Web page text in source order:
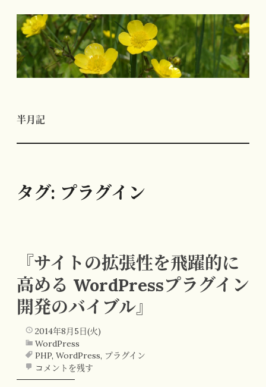
コ
ン
テ
ン
ス
半月記
タグ: プラグイン
『サイトの拡張性を飛躍的に
高める WordPressプラグイン
開発のバイブル』
2014年8月5日(火)
WordPress
PHP, WordPress, プラグイン
コメントを残す